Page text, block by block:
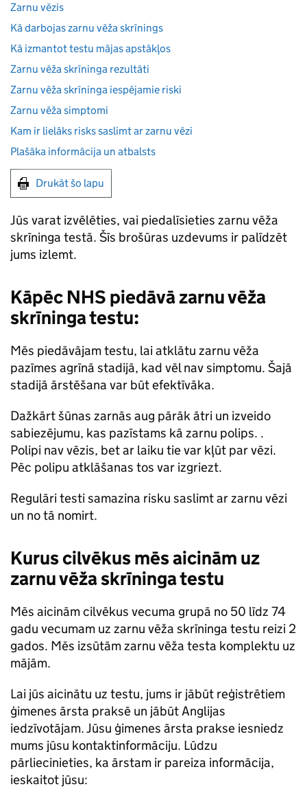
Zarnu vēzis
Kā darbojas zarnu vēža skrīnings
Kā izmantot testu mājas apstākļos
Zarnu vēža skrīninga rezultāti
Zarnu vēža skrīninga iespējamie riski
Zarnu vēža simptomi
Kam ir lielāks risks saslimt ar zarnu vēzi
Plašāka informācija un atbalsts
Drukāt šo lapu
Jūs varat izvēlēties, vai piedalīsieties zarnu vēža
skrīninga testā. Šīs brošūras uzdevums ir palīdzēt
jums izlemt.
Kāpēc NHS piedāvā zarnu vēža
skrīninga testu:
Mēs piedāvājam testu, lai atklātu zarnu vēža
pazīmes agrīnā stadijā, kad vēl nav simptomu. Šajā
stadijā ārstēšana var būt efektīvāka.
Dažkārt šūnas zarnās aug pārāk ātri un izveido
sabiezējumu, kas pazīstams kā zarnu polips. .
Polipi nav vēzis, bet ar laiku tie var kļūt par vēzi.
Pēc polipu atklāšanas tos var izgriezt.
Regulāri testi samazina risku saslimt ar zarnu vēzi
un no tā nomirt.
Kurus cilvēkus mēs aicinām uz
zarnu vēža skrīninga testu
Mēs aicinām cilvēkus vecuma grupā no 50 līdz 74
gadu vecumam uz zarnu vēža skrīninga testu reizi 2
gados. Mēs izsūtām zarnu vēža testa komplektu uz
mājām.
Lai jūs aicinātu uz testu, jums ir jābūt reģistrētiem
ģimenes ārsta praksē un jābūt Anglijas
iedzīvotājam. Jūsu ģimenes ārsta prakse iesniedz
mums jūsu kontaktinformāciju. Lūdzu
pārliecinieties, ka ārstam ir pareiza informācija,
ieskaitot jūsu: